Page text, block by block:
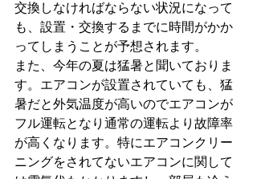
交換しなければならない状況になって
も、設置・交換するまでに時間がかか
ってしまうことが予想されます。
また、今年の夏は猛暑と聞いておりま
す。エアコンが設置されていても、猛
暑だと外気温度が高いのでエアコンが
フル運転となり通常の運転より故障率
が高くなります。特にエアコンクリー
ニングをされてないエアコンに関して